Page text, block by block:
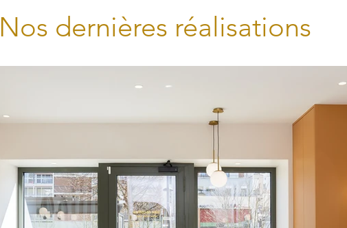
Nos dernières réalisations